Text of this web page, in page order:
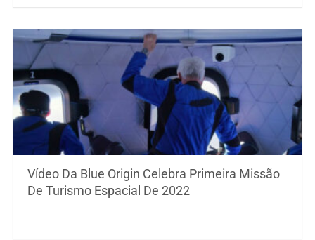
Vídeo Da Blue Origin Celebra Primeira Missão
De Turismo Espacial De 2022